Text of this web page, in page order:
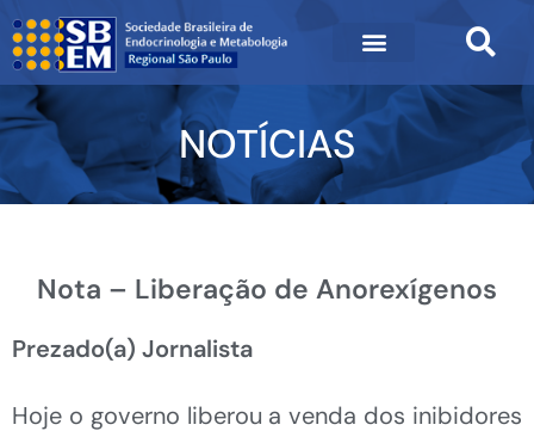
NOTÍCIAS
Nota – Liberação de Anorexígenos
Prezado(a) Jornalista
Hoje o governo liberou a venda dos inibidores